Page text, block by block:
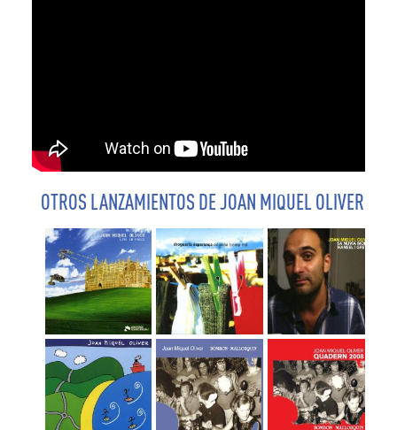
OTROS LANZAMIENTOS DE JOAN MIQUEL OLIVER